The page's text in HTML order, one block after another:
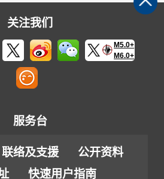
关注我们
M5.0+
M6.0+
服务台
联络及支援
公开资料
快速用户指南